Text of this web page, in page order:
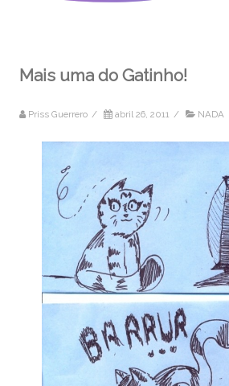
Mais uma do Gatinho!
Priss Guerrero / abril 26, 2011 / NADA